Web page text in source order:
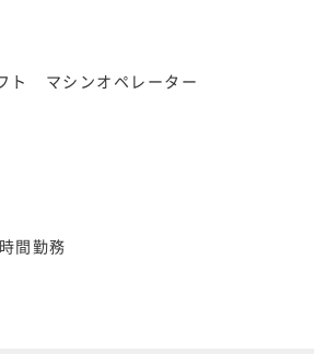
ト
マシンオペレーター
間勤務